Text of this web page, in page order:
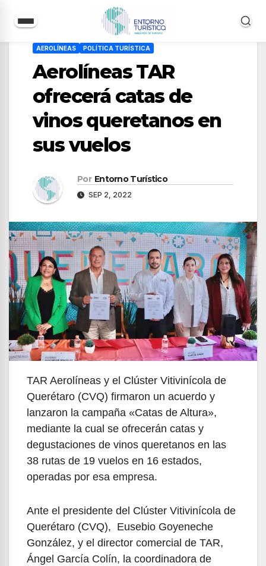
contenido
AEROLÍNEAS POLÍTICA TURÍSTICA
Aerolíneas TAR
ofrecerá catas de
vinos queretanos en
sus vuelos
Por Entorno Turístico
SEP 2, 2022
TAR Aerolíneas y el Clúster Vitivinícola de
Querétaro (CVQ) firmaron un acuerdo y
lanzaron la campaña «Catas de Altura»,
mediante la cual se ofrecerán catas y
degustaciones de vinos queretanos en las
38 rutas de 19 vuelos en 16 estados,
operadas por esa empresa.
Ante el presidente del Clúster Vitivinícola de
Querétaro (CVQ), Eusebio Goyeneche
González, y el director comercial de TAR,
Ángel García Colín, la coordinadora de